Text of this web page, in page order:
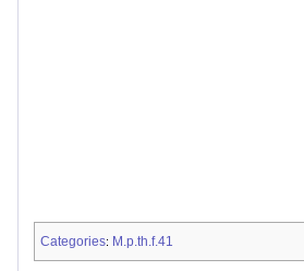
Categories: M.p.th.f.41